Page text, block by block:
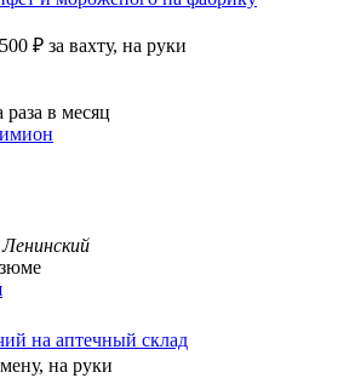
₽ за вахту, на руки
в месяц
на аптечный склад
на руки